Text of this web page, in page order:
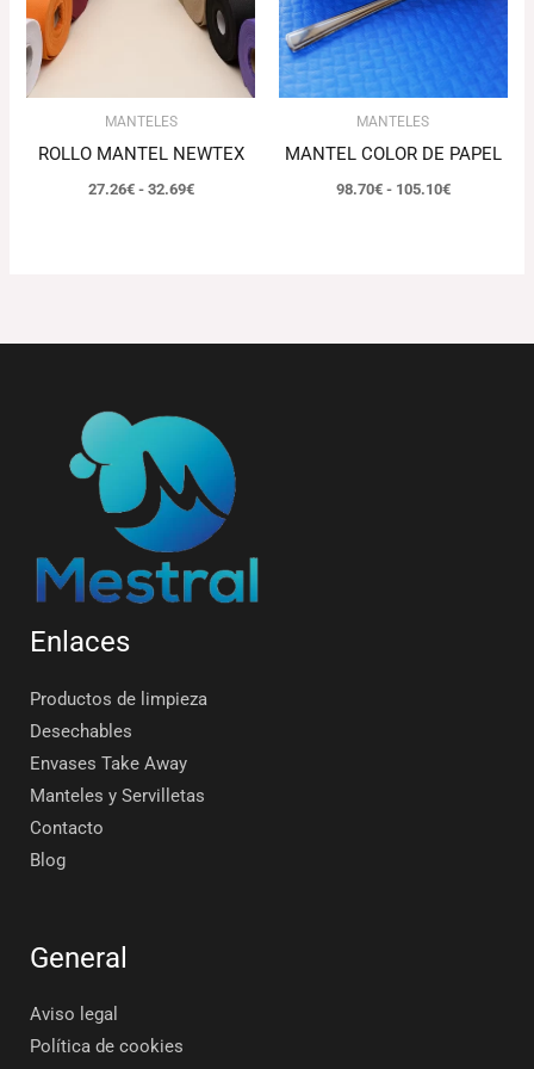
MANTELES
ROLLO MANTEL NEWTEX
27.26€ - 32.69€
MANTELES
MANTEL COLOR DE PAPEL
98.70€ - 105.10€
Enlaces
Productos de limpieza
Desechables
Envases Take Away
Manteles y Servilletas
Contacto
Blog
General
Aviso legal
Política de cookies